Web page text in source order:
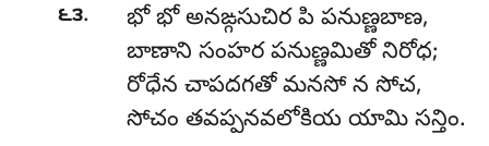
౬౩.
భో భో అనఙ్గసుచిర పి పనుణ్ణబాణ,
బాణాని సంహర పనుణ్ణమితో నిరోధ;
రోధేన చాపదగతో మనసో న సోచ,
సోచం తవప్పనవలోకియ యామి సన్తిం.